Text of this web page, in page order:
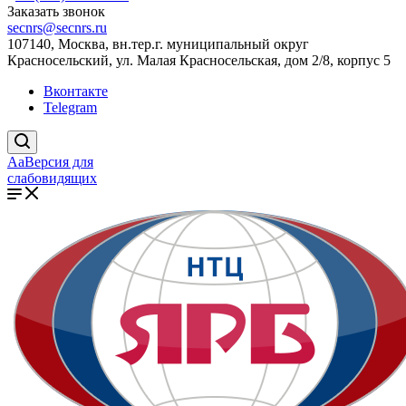
Заказать звонок
secnrs@secnrs.ru
107140, Москва, вн.тер.г. муниципальный округ
Красносельский, ул. Малая Красносельская, дом 2/8, корпус 5
Вконтакте
Telegram
AaВерсия для
слабовидящих